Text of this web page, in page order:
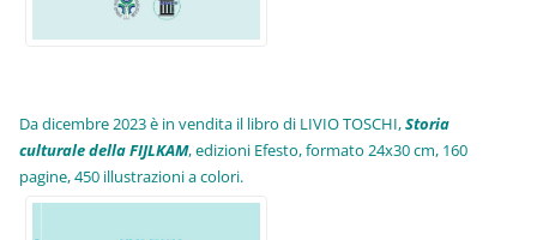
Da dicembre 2023 è in vendita il libro di LIVIO TOSCHI,Storia
culturale della FIJLKAM, edizioni Efesto, formato 24x30 cm, 160
pagine, 450 illustrazioni a colori.